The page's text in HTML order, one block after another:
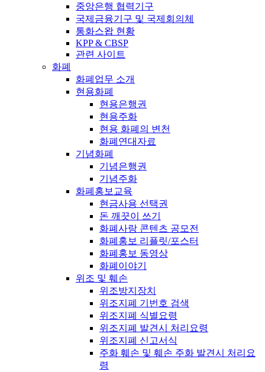
중앙은행 협력기구
국제금융기구 및 국제회의체
통화스왑 현황
KPP & CBSP
관련 사이트
화폐
화폐업무 소개
현용화폐
현용은행권
현용주화
현용 화폐의 변천
화폐연대자료
기념화폐
기념은행권
기념주화
화폐홍보교육
현금사용 선택권
돈 깨끗이 쓰기
화폐사랑 콘텐츠 공모전
화폐홍보 리플릿/포스터
화폐홍보 동영상
화폐이야기
위조 및 훼손
위조방지장치
위조지폐 기번호 검색
위조지폐 식별요령
위조지폐 발견시 처리요령
위조지폐 신고서식
주화 훼손 및 훼손 주화 발견시 처리요
령